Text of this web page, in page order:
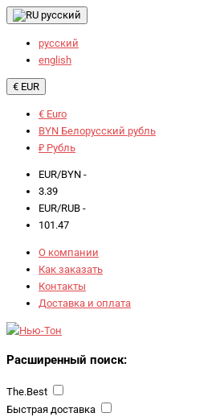
русский
русский
english
€ EUR
€ Euro
BYN Белорусский рубль
₽ Рубль
EUR/BYN -
3.39
EUR/RUB -
101.47
О компании
Как заказать
Контакты
Доставка и оплата
Расширенный поиск:
The.Best
Быстрая доставка